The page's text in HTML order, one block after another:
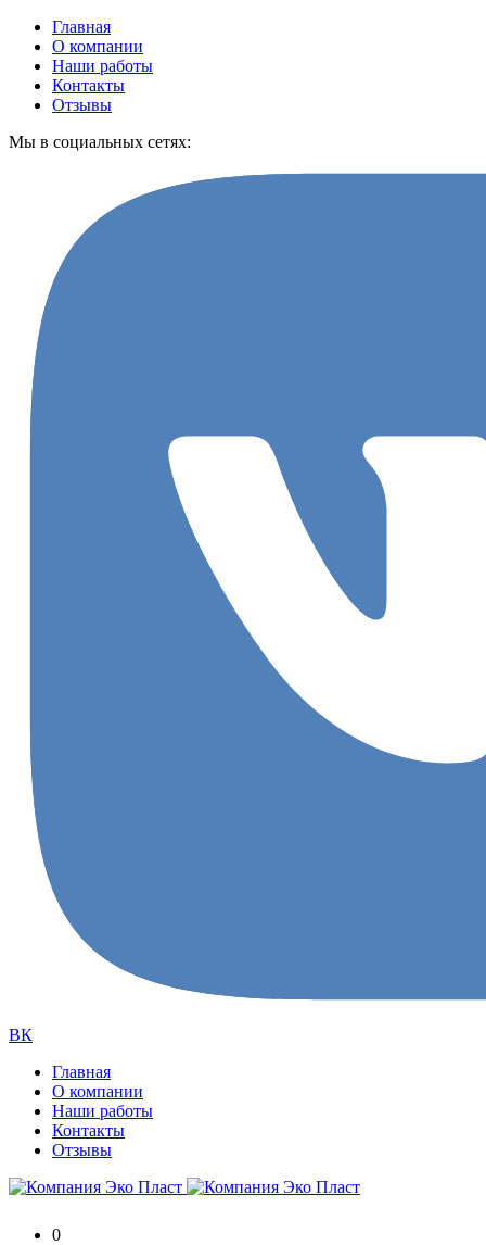
Главная
О компании
Наши работы
Контакты
Отзывы
Мы в социальных сетях:
ВК
Главная
О компании
Наши работы
Контакты
Отзывы
0